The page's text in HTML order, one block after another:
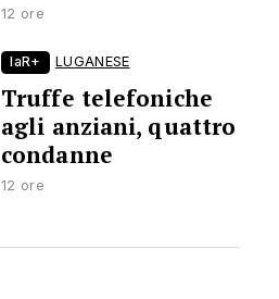
12 ore
laR+ LUGANESE
Truffe telefoniche
agli anziani, quattro
condanne
12 ore